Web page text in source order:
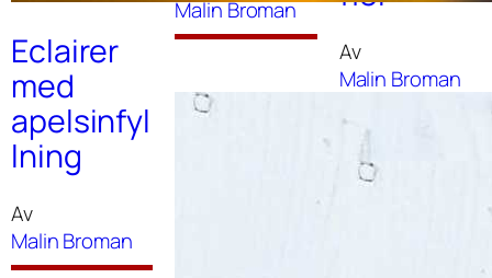
Av
Malin Broman
Eclairer
med
apelsinfyl
lning
Av
Malin Broman
Malin Broman